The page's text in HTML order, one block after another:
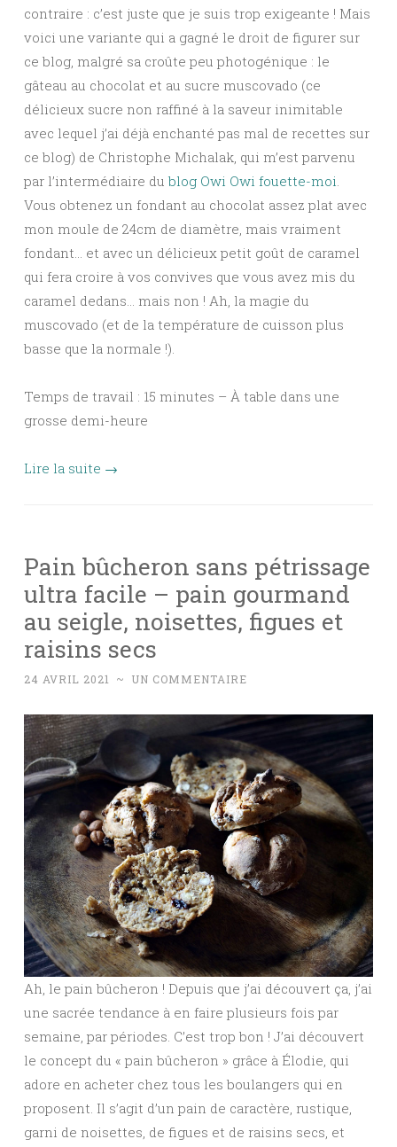
contraire : c’est juste que je suis trop exigeante ! Mais
voici une variante qui a gagné le droit de figurer sur
ce blog, malgré sa croûte peu photogénique : le
gâteau au chocolat et au sucre muscovado (ce
délicieux sucre non raffiné à la saveur inimitable
avec lequel j’ai déjà enchanté pas mal de recettes sur
ce blog) de Christophe Michalak, qui m’est parvenu
par l’intermédiaire du blog Owi Owi fouette-moi.
Vous obtenez un fondant au chocolat assez plat avec
mon moule de 24cm de diamètre, mais vraiment
fondant… et avec un délicieux petit goût de caramel
qui fera croire à vos convives que vous avez mis du
caramel dedans… mais non ! Ah, la magie du
muscovado (et de la température de cuisson plus
basse que la normale !).
Temps de travail : 15 minutes – À table dans une
grosse demi-heure
Lire la suite →
Pain bûcheron sans pétrissage
ultra facile – pain gourmand
au seigle, noisettes, figues et
raisins secs
24 AVRIL 2021 ~ UN COMMENTAIRE
Ah, le pain bûcheron ! Depuis que j’ai découvert ça, j’ai
une sacrée tendance à en faire plusieurs fois par
semaine, par périodes. C’est trop bon ! J’ai découvert
le concept du « pain bûcheron » grâce à Élodie, qui
adore en acheter chez tous les boulangers qui en
proposent. Il s’agit d’un pain de caractère, rustique,
garni de noisettes, de figues et de raisins secs, et